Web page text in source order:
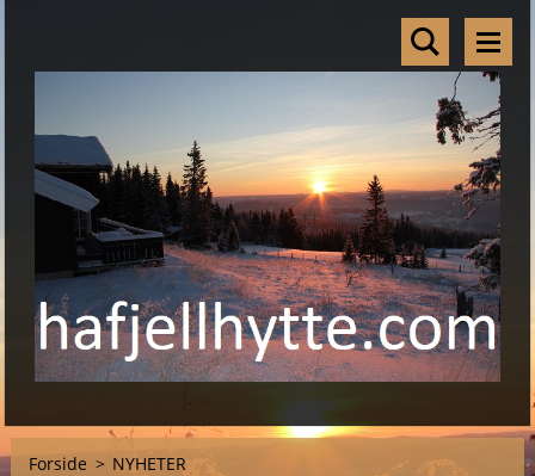
Forside > NYHETER